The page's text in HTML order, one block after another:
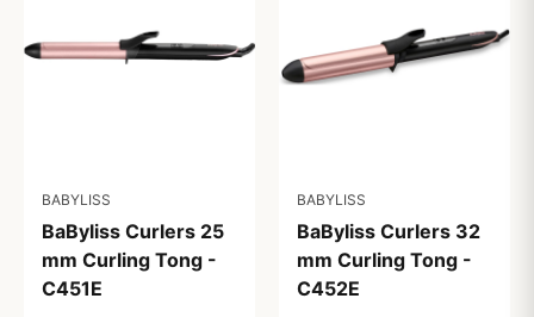
BABYLISS
BaByliss Curlers 25
mm Curling Tong -
C451E
BABYLISS
BaByliss Curlers 32
mm Curling Tong -
C452E